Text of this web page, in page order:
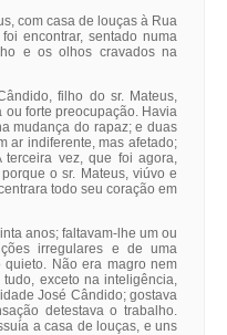
com casa de louças à Rua
encontrar, sentado numa
e os olhos cravados na
filho do sr. Mateus,
forte preocupação. Havia
mudança do rapaz; e duas
ar indiferente, mas afetado;
terceira vez, que foi agora,
o sr. Mateus, viúvo e
todo seu coração em
anos; faltavam-lhe um ou
irregulares e de uma
quieto. Não era magro nem
exceto na inteligência,
José Cândido; gostava
detestava o trabalho.
a casa de louças, e uns